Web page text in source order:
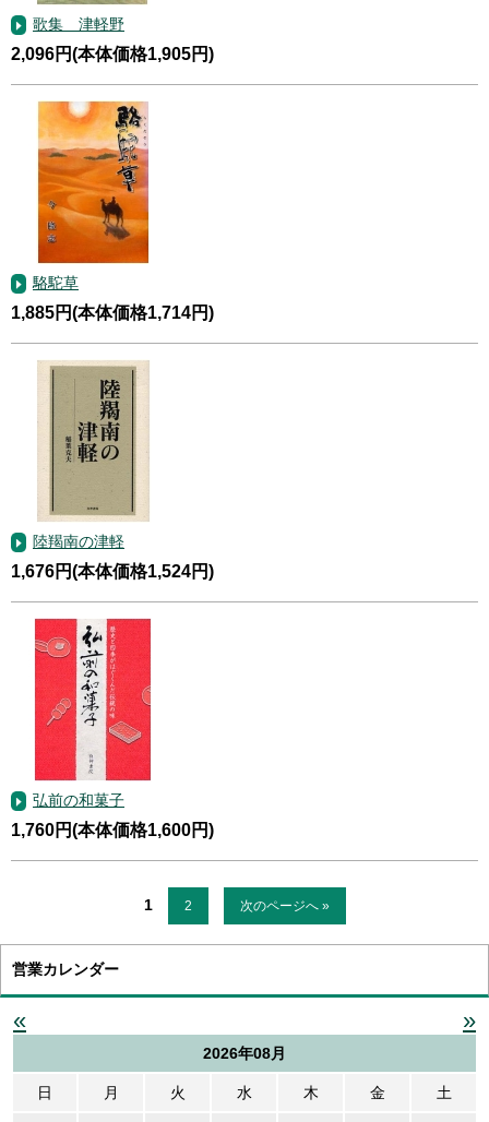
歌集 津軽野
2,096円(本体価格1,905円)
駱駝草
1,885円(本体価格1,714円)
陸羯南の津軽
1,676円(本体価格1,524円)
弘前の和菓子
1,760円(本体価格1,600円)
1 2 次のページへ »
営業カレンダー
« »
2026年08月
日 月 火 水 木 金 土